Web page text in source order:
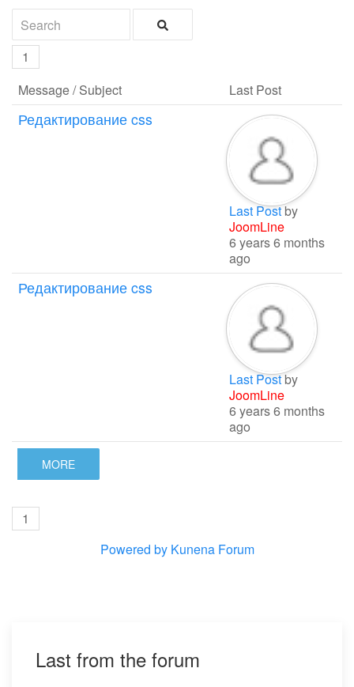
1
Message / Subject
Last Post
MORE
Редактирование css
Last Postby
JoomLine
6 years 6 months
ago
Редактирование css
Last Postby
JoomLine
6 years 6 months
ago
1
Powered by Kunena Forum
Last from the forum